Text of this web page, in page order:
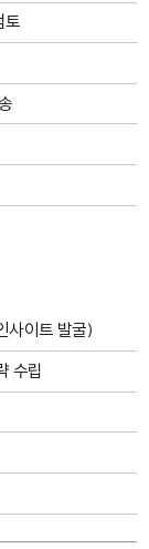
토
사이트 발굴)
수립